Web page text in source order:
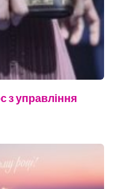
з управління